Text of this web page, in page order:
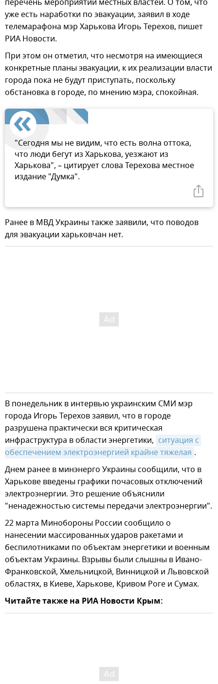
уже есть наработки по эвакуации, заявил в ходе
телемарафона мэр Харькова Игорь Терехов, пишет
РИА Новости.
При этом он отметил, что несмотря на имеющиеся
конкретные планы эвакуации, к их реализации власти
города пока не будут приступать, поскольку
обстановка в городе, по мнению мэра, спокойная.
"Сегодня мы не видим, что есть волна оттока,
что люди бегут из Харькова, уезжают из
Харькова", – цитирует слова Терехова местное
издание "Думка".
Ранее в МВД Украины также заявили, что поводов
для эвакуации харьковчан нет.
В понедельник в интервью украинским СМИ мэр
города Игорь Терехов заявил, что в городе
разрушена практически вся критическая
инфраструктура в области энергетики, ситуация с
обеспечением электроэнергией крайне тяжелая .
Днем ранее в минэнерго Украины сообщили, что в
Харькове введены графики почасовых отключений
электроэнергии. Это решение объяснили
"ненадежностью системы передачи электроэнергии".
22 марта Минобороны России сообщило о
нанесении массированных ударов ракетами и
беспилотниками по объектам энергетики и военным
объектам Украины. Взрывы были слышны в Ивано-
Франковской, Хмельницкой, Винницкой и Львовской
областях, в Киеве, Харькове, Кривом Роге и Сумах.
Читайте также на РИА Новости Крым: